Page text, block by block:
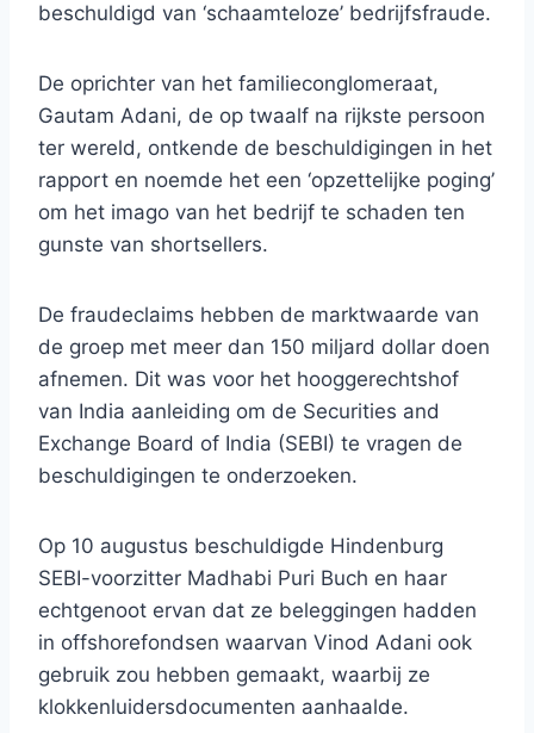
beschuldigd van ‘schaamteloze’ bedrijfsfraude.
De oprichter van het familieconglomeraat,
Gautam Adani, de op twaalf na rijkste persoon
ter wereld, ontkende de beschuldigingen in het
rapport en noemde het een ‘opzettelijke poging’
om het imago van het bedrijf te schaden ten
gunste van shortsellers.
De fraudeclaims hebben de marktwaarde van
de groep met meer dan 150 miljard dollar doen
afnemen. Dit was voor het hooggerechtshof
van India aanleiding om de Securities and
Exchange Board of India (SEBI) te vragen de
beschuldigingen te onderzoeken.
Op 10 augustus beschuldigde Hindenburg
SEBI-voorzitter Madhabi Puri Buch en haar
echtgenoot ervan dat ze beleggingen hadden
in offshorefondsen waarvan Vinod Adani ook
gebruik zou hebben gemaakt, waarbij ze
klokkenluidersdocumenten aanhaalde.